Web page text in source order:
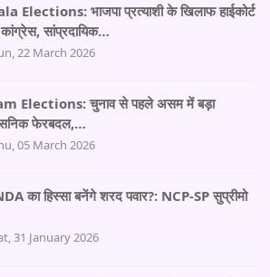
Elections: भाजपा प्रत्याशी के खिलाफ हाईकोर्ट
सांप्रदायिक…
22 March 2026
Elections: चुनाव से पहले असम में बड़ा
फेरबदल,…
05 March 2026
का हिस्सा बनेंगे शरद पवार?: NCP-SP सुप्रीमो
31 January 2026